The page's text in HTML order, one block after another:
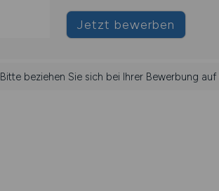
Jetzt bewerben
Bitte beziehen Sie sich bei Ihrer Bewerbung auf